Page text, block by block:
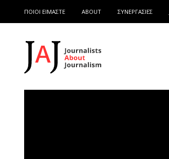
ΠΟΙΟΙ ΕΙΜΑΣΤΕ ABOUT ΣΥΝΕΡΓΑΣΙΕΣ